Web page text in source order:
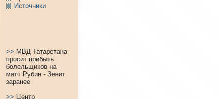
Источники
>> МВД Татарстана
просит прибыть
болельщиков на
матч Рубин - Зенит
заранее
>> Центр